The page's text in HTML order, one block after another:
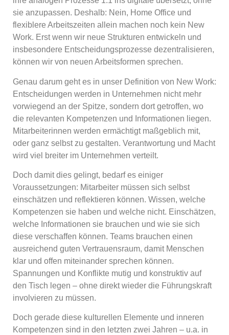
sie anzupassen. Deshalb: Nein, Home Office und
flexiblere Arbeitszeiten allein machen noch kein New
Work. Erst wenn wir neue Strukturen entwickeln und
insbesondere Entscheidungsprozesse dezentralisieren,
können wir von neuen Arbeitsformen sprechen.
Genau darum geht es in unser Definition von New Work:
Entscheidungen werden in Unternehmen nicht mehr
vorwiegend an der Spitze, sondern dort getroffen, wo
die relevanten Kompetenzen und Informationen liegen.
Mitarbeiterinnen werden ermächtigt maßgeblich mit,
oder ganz selbst zu gestalten. Verantwortung und Macht
wird viel breiter im Unternehmen verteilt.
Doch damit dies gelingt, bedarf es einiger
Voraussetzungen: Mitarbeiter müssen sich selbst
einschätzen und reflektieren können. Wissen, welche
Kompetenzen sie haben und welche nicht. Einschätzen,
welche Informationen sie brauchen und wie sie sich
diese verschaffen können. Teams brauchen einen
ausreichend guten Vertrauensraum, damit Menschen
klar und offen miteinander sprechen können.
Spannungen und Konflikte mutig und konstruktiv auf
den Tisch legen – ohne direkt wieder die Führungskraft
involvieren zu müssen.
Doch gerade diese kulturellen Elemente und inneren
Kompetenzen sind in den letzten zwei Jahren – u.a. in